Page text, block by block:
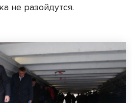
не разойдутся.